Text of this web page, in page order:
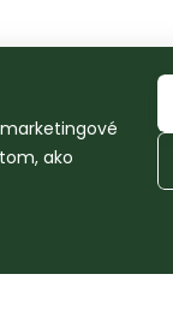
ako